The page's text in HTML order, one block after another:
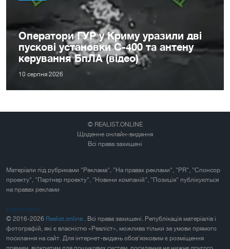
Оператори ГУР у Криму уразили дві
пускові установки С-400 та антену
керування БпЛА (відео)
10 серпня 2026
© REALIST.ONLINE
Щоденне онлайн-видання
Всі права захищені
Матеріали під рубриками "Реклама", "На правах реклами", "PR", "Спонсор
проекту", "Партнер проекту", "Новини компаній", "Позиція" публікуються
на правах реклами
Карта сайта
© 2016-2026 Realist.online . Всі права захищені. Републікація матеріалів і
фотографій, які є власністю «Реаліст», можлива тільки за умови прямого
посилання на сайт. Для інтернет-видань обов'язковим є розміщення